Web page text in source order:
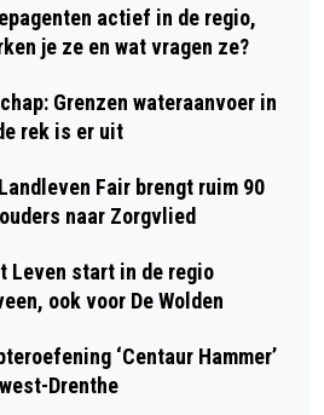
actief in de regio,
je ze en wat vragen ze?
Grenzen wateraanvoer in
rek is er uit
Fair brengt ruim 90
naar Zorgvlied
Leven start in de regio
ook voor De Wolden
‘Centaur Hammer’
Drenthe